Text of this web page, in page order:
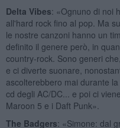
Delta Vibes: «Ognuno di noi
all'hard rock fino al pop. Ma
le nostre canzoni hanno un
definito il genere però, in
country-rock. Sono generi
e ci diverte suonare,
ascolterebbero mai durante
cd degli AC/DC... e poi ci
Maroon 5 e i Daft Punk».
The Badgers: «Simone: dal